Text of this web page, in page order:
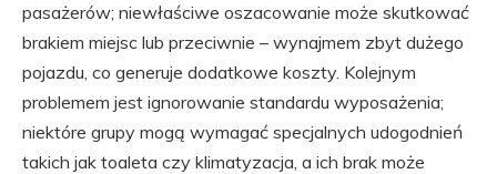
pasażerów; niewłaściwe oszacowanie może skutkować
brakiem miejsc lub przeciwnie – wynajmem zbyt dużego
pojazdu, co generuje dodatkowe koszty. Kolejnym
problemem jest ignorowanie standardu wyposażenia;
niektóre grupy mogą wymagać specjalnych udogodnień
takich jak toaleta czy klimatyzacja, a ich brak może